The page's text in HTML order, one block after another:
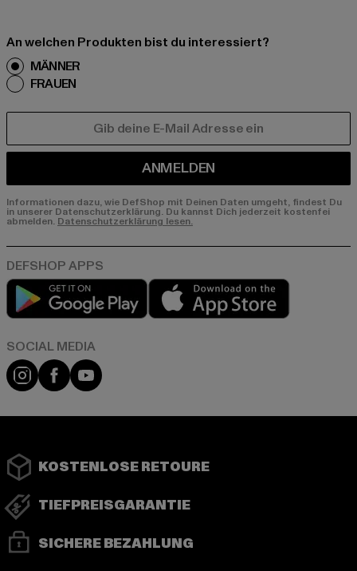
An welchen Produkten bist du interessiert?
MÄNNER
FRAUEN
ANMELDEN
Informationen dazu, wie DefShop mit Deinen Daten umgeht, findest Du
in unserer Datenschutzerklärung. Du kannst Dich jederzeit kostenfei
abmelden. Datenschutzerklärung lesen.
Play market
Instagram
FacebookYouTube
KOSTENLOSE RETOURE
TIEFPREISGARANTIE
SICHERE BEZAHLUNG